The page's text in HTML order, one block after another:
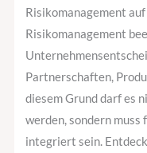
Risikomanagement
Risikomanagement
Partnerschaften,
diesem Grund darf es
werden, sondern
integriert sein.